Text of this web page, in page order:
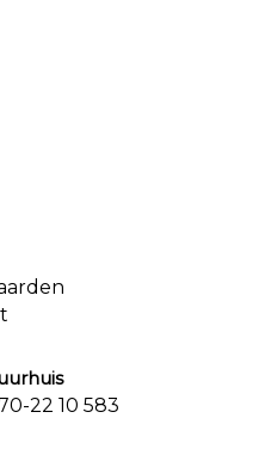
22 10 583
3